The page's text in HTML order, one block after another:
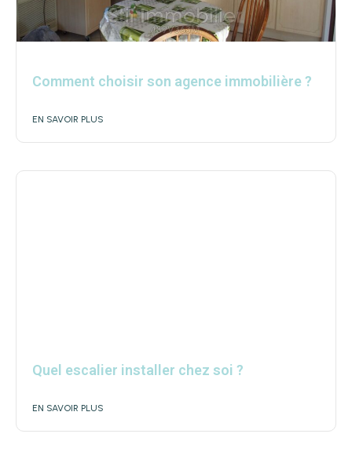
Comment choisir son agence immobilière ?
EN SAVOIR PLUS
Quel escalier installer chez soi ?
EN SAVOIR PLUS